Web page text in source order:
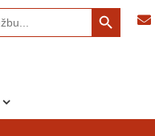
Search Button